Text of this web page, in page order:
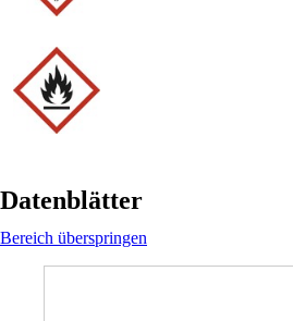
Datenblätter
Bereich überspringen